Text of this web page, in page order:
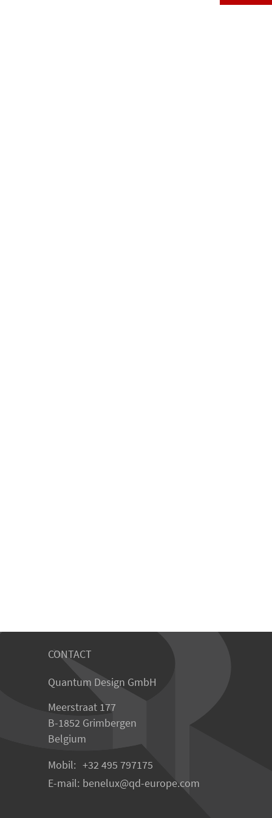
CONTACT
Quantum Design GmbH
Meerstraat 177
B-1852 Grimbergen
Belgium
Mobil: +32 495 797175
E-mail: benelux qd-europe.com